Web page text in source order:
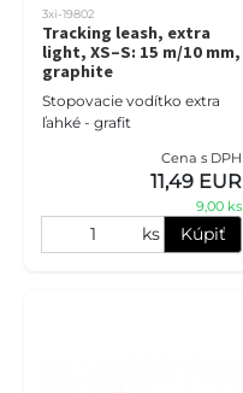
3xi-19802
Tracking leash, extra
light, XS–S: 15 m/10 mm,
graphite
Stopovacie vodítko extra
ľahké - grafit
Cena s DPH
11,49 EUR
9,00 ks
ks Kúpiť